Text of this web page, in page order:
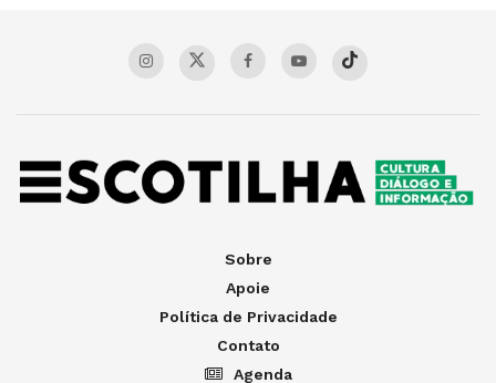
Sobre
Apoie
Política de Privacidade
Contato
Agenda